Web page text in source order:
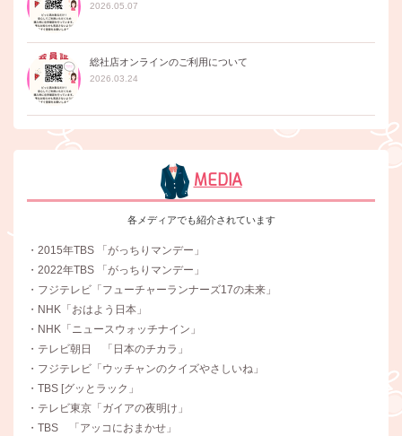
2026.05.07
総社店オンラインのご利用について
2026.03.24
MEDIA
各メディアでも紹介されています
・2015年TBS 「がっちりマンデー」
・2022年TBS 「がっちりマンデー」
・フジテレビ「フューチャーランナーズ17の未来」
・NHK「おはよう日本」
・NHK「ニュースウォッチナイン」
・テレビ朝日 「日本のチカラ」
・フジテレビ「ウッチャンのクイズやさしいね」
・TBS [グッとラック」
・テレビ東京「ガイアの夜明け」
・TBS 「アッコにおまかせ」